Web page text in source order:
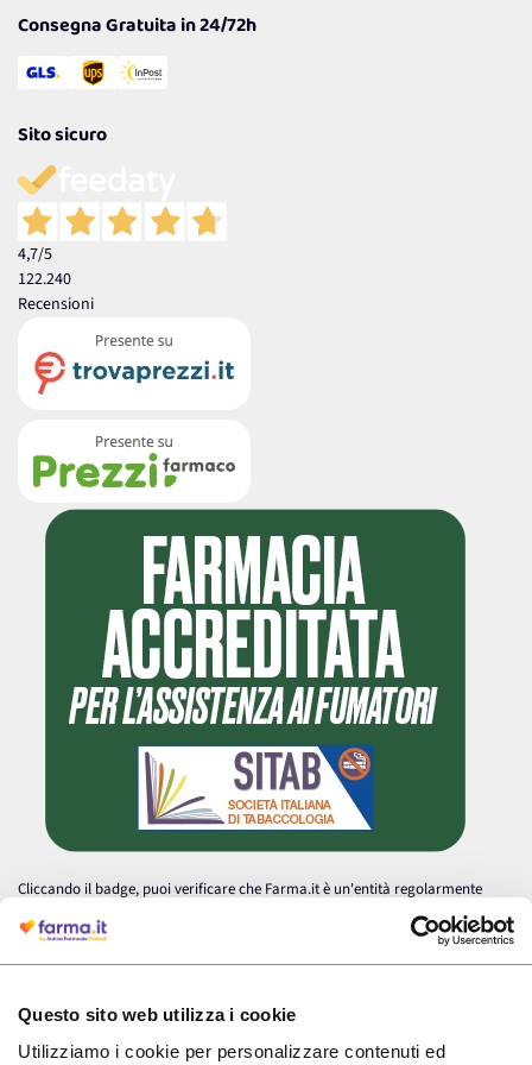
Questo sito web utilizza i cookie
Utilizziamo i cookie per personalizzare contenuti ed
Consegna Gratuita in 24/72h
Sito sicuro
4,7/5
122.240
Recensioni
Cliccando il badge, puoi verificare che Farma.it è un'entità regolarmente
autorizzata dal Ministero della Salute a effettuare la vendita online di
medicinali.